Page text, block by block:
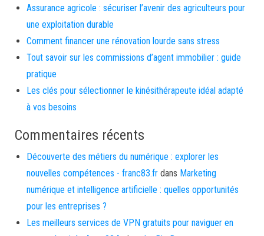
Assurance agricole : sécuriser l’avenir des agriculteurs pour
une exploitation durable
Comment financer une rénovation lourde sans stress
Tout savoir sur les commissions d’agent immobilier : guide
pratique
Les clés pour sélectionner le kinésithérapeute idéal adapté
à vos besoins
Commentaires récents
Découverte des métiers du numérique : explorer les
nouvelles compétences - franc83.fr dans Marketing
numérique et intelligence artificielle : quelles opportunités
pour les entreprises ?
Les meilleurs services de VPN gratuits pour naviguer en